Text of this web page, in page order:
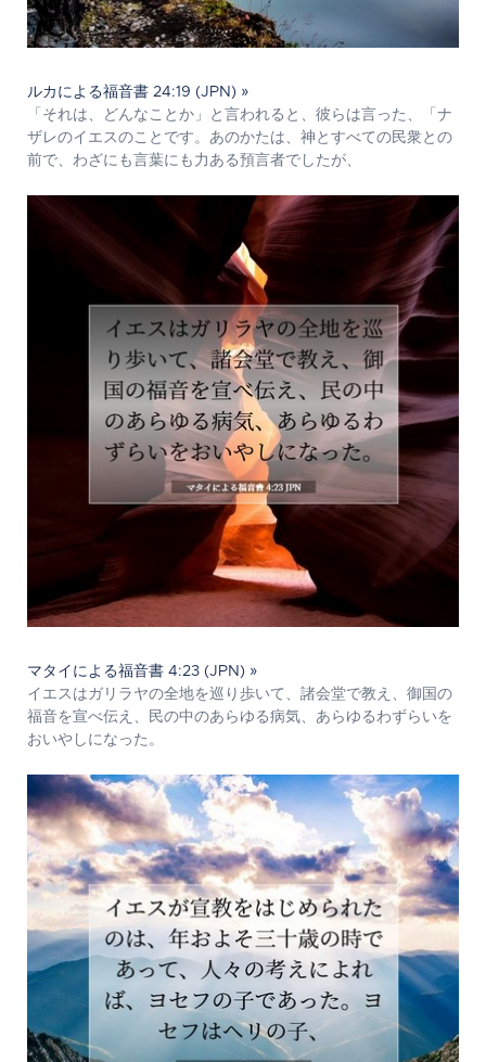
ルカによる福音書 24:19 (JPN) »
「それは、どんなことか」と言われると、彼らは言った、「ナ
ザレのイエスのことです。あのかたは、神とすべての民衆との
前で、わざにも言葉にも力ある預言者でしたが、
マタイによる福音書 4:23 (JPN) »
イエスはガリラヤの全地を巡り歩いて、諸会堂で教え、御国の
福音を宣べ伝え、民の中のあらゆる病気、あらゆるわずらいを
おいやしになった。